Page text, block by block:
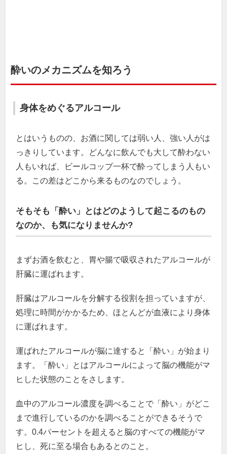
酔いのメカニズムを知ろう
身体をめぐるアルコール
とはいうものの、お酒に関しては弱い人、強い人がは
っきりしています。どんなに飲んでも大して酔わない
人もいれば、ビールコップ一杯で酔ってしまう人もい
る。この差はどこから来るものなのでしょう。
そもそも「酔い」とはどのようして起こるのもの
なのか、も気になりませんか?
まずお酒を飲むと、胃や腸で吸収されたアルコールが
肝臓に運ばれます。
肝臓はアルコールを分解する役割を担っていますが、
処理に時間がかかるため、ほとんどが血液により身体
に運ばれます。
運ばれたアルコールが脳に達すると「酔い」が始まり
ます。「酔い」とはアルコールによって脳の機能がマ
ヒした状態のことをさします。
血中のアルコール濃度を調べることで「酔い」がどこ
まで進行しているのかを調べることができるそうで
す。0.4パーセントを超えると脳のすべての機能がマ
ヒし、死に至る場合もあるとのこと。